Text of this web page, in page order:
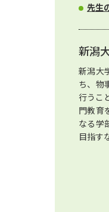
先生
新潟
新潟大
ち、物
行うこ
門教育
なる学
目指す